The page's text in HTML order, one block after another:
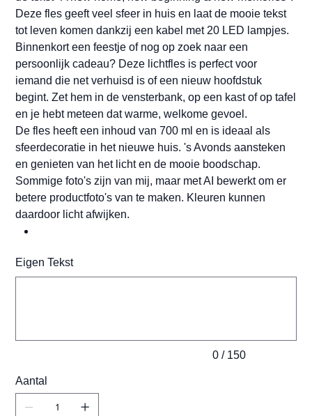
Deze fles geeft veel sfeer in huis en laat de mooie tekst
tot leven komen dankzij een kabel met 20 LED lampjes.
Binnenkort een feestje of nog op zoek naar een
persoonlijk cadeau? Deze lichtfles is perfect voor
iemand die net verhuisd is of een nieuw hoofdstuk
begint. Zet hem in de vensterbank, op een kast of op tafel
en je hebt meteen dat warme, welkome gevoel.
De fles heeft een inhoud van 700 ml en is ideaal als
sfeerdecoratie in het nieuwe huis. 's Avonds aansteken
en genieten van het licht en de mooie boodschap.
Sommige foto's zijn van mij, maar met AI bewerkt om er
betere productfoto's van te maken. Kleuren kunnen
daardoor licht afwijken.
Eigen Tekst
0 / 150
Aantal